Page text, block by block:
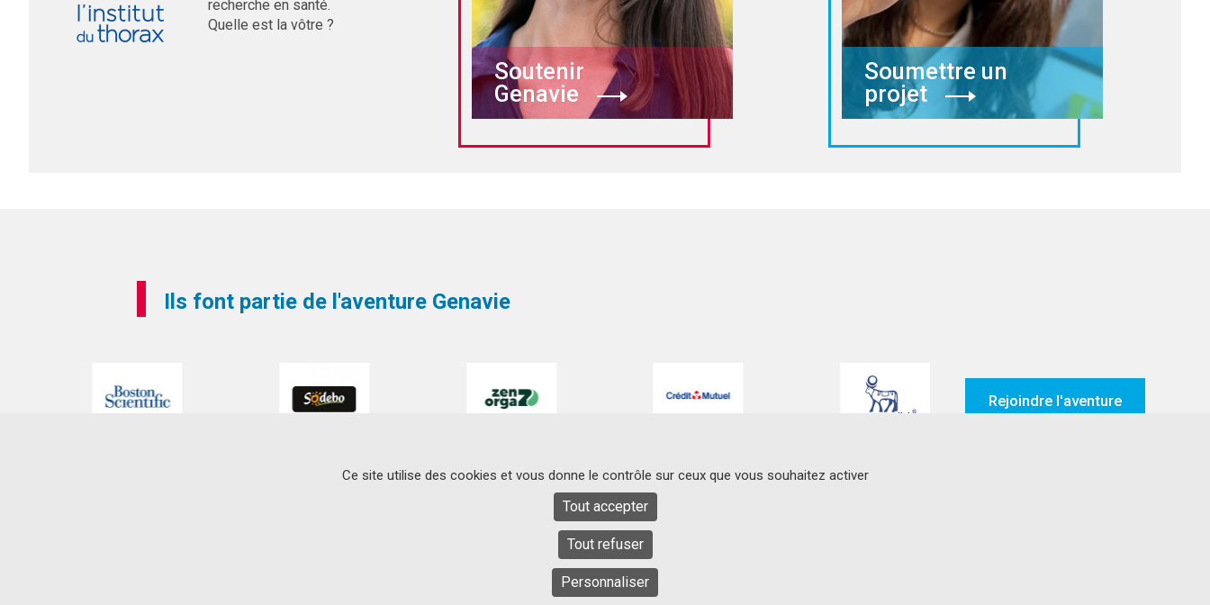
recherche en santé.
Quelle est la vôtre ?
Soutenir
Genavie
Soumettre un
projet
Ils font partie de l'aventure Genavie
Rejoindre l'aventure
SIEGE SOCIAL
Centre Hospitalier
Universitaire de Nantes
44093 Nantes Cedex
Ce site utilise des cookies et vous donne le contrôle sur ceux que vous souhaitez activer
Tout accepter
Tout refuser
Personnaliser